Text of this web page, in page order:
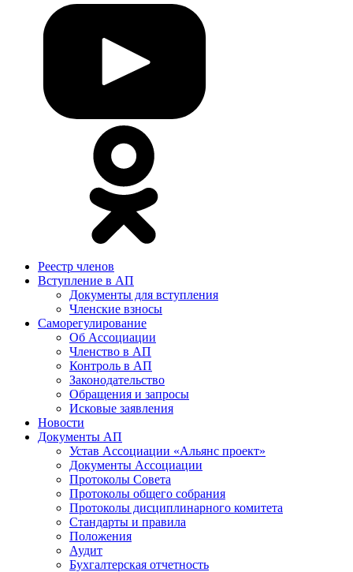
Реестр членов
Вступление в АП
Документы для вступления
Членские взносы
Саморегулирование
Об Ассоциации
Членство в АП
Контроль в АП
Законодательство
Обращения и запросы
Исковые заявления
Новости
Документы АП
Устав Ассоциации «Альянс проект»
Документы Ассоциации
Протоколы Совета
Протоколы общего собрания
Протоколы дисциплинарного комитета
Стандарты и правила
Положения
Аудит
Бухгалтерская отчетность